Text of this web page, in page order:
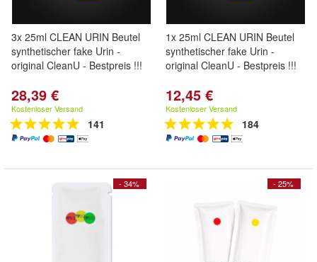
3x 25ml CLEAN URIN Beutel
synthetischer fake Urin -
original CleanU - Bestpreis !!!
28,39 €
Kostenloser Versand
141
1x 25ml CLEAN URIN Beutel
synthetischer fake Urin -
original CleanU - Bestpreis !!!
12,45 €
Kostenloser Versand
184
- 34% - 25%